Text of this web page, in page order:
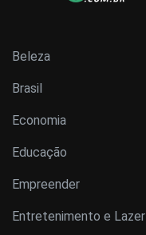
Beleza
Brasil
Economia
Educação
Empreender
Entretenimento e Lazer